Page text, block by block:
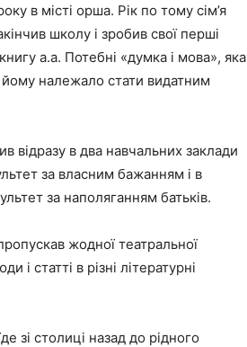
в місті орша. Рік по тому сім’я
школу і зробив свої перші
а.а. Потебні «думка і мова», яка
йому належало стати видатним
відразу в два навчальних заклади
за власним бажанням і в
за наполяганням батьків.
жодної театральної
і статті в різні літературні
зі столиці назад до рідного